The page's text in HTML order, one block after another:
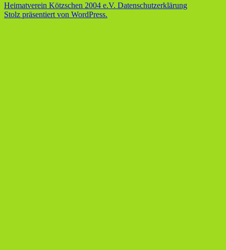
Heimatverein Kötzschen 2004 e.V. Datenschutzerklärung
Stolz präsentiert von WordPress.